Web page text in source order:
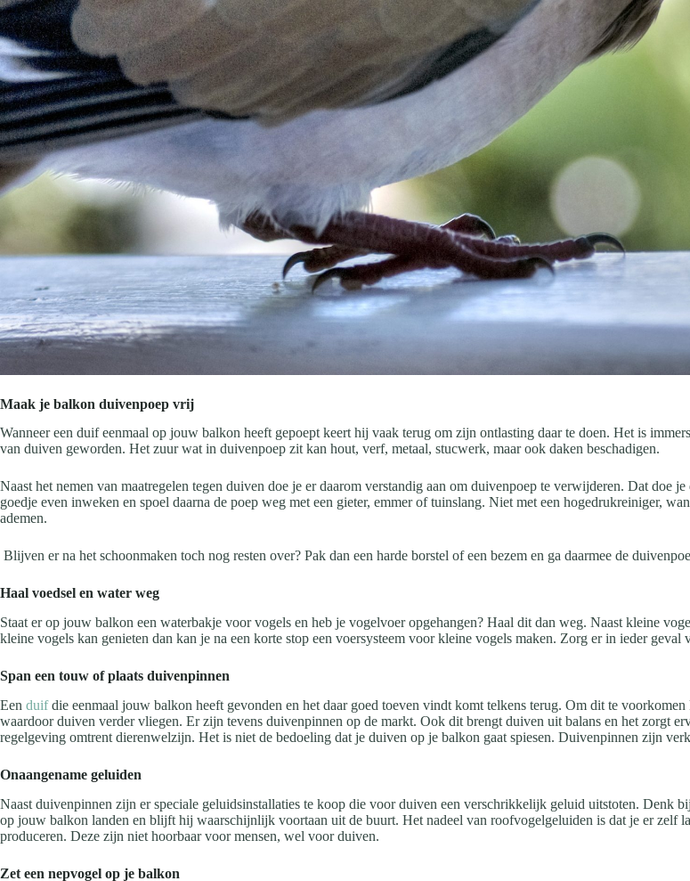
Maak je balkon duivenpoep vrij
Wanneer een duif eenmaal op jouw balkon heeft gepoept keert hij vaak terug om zijn ontlasting daar te doen. Het is
van duiven geworden. Het zuur wat in duivenpoep zit kan hout, verf, metaal, stucwerk, maar ook daken beschadigen.
Naast het nemen van maatregelen tegen duiven doe je er daarom verstandig aan om duivenpoep te verwijderen. Dat doe
goedje even inweken en spoel daarna de poep weg met een gieter, emmer of tuinslang. Niet met een hogedrukreiniger,
ademen.
Blijven er na het schoonmaken toch nog resten over? Pak dan een harde borstel of een bezem en ga daarmee de
Haal voedsel en water weg
Staat er op jouw balkon een waterbakje voor vogels en heb je vogelvoer opgehangen? Haal dit dan weg. Naast kleine
kleine vogels kan genieten dan kan je na een korte stop een voersysteem voor kleine vogels maken. Zorg er in ieder
Span een touw of plaats duivenpinnen
Een duifdie eenmaal jouw balkon heeft gevonden en het daar goed toeven vindt komt telkens terug. Om dit te
waardoor duiven verder vliegen. Er zijn tevens duivenpinnen op de markt. Ook dit brengt duiven uit balans en het zorgt
regelgeving omtrent dierenwelzijn. Het is niet de bedoeling dat je duiven op je balkon gaat spiesen. Duivenpinnen zijn
Onaangename geluiden
Naast duivenpinnen zijn er speciale geluidsinstallaties te koop die voor duiven een verschrikkelijk geluid uitstoten. Denk
op jouw balkon landen en blijft hij waarschijnlijk voortaan uit de buurt. Het nadeel van roofvogelgeluiden is dat je er zelf
produceren. Deze zijn niet hoorbaar voor mensen, wel voor duiven.
Zet een nepvogel op je balkon